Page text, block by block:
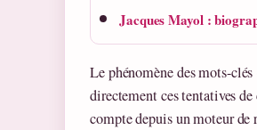
Jacques Mayol :
Le phénomène des mots-
directement ces tentatives
compte depuis un moteur de